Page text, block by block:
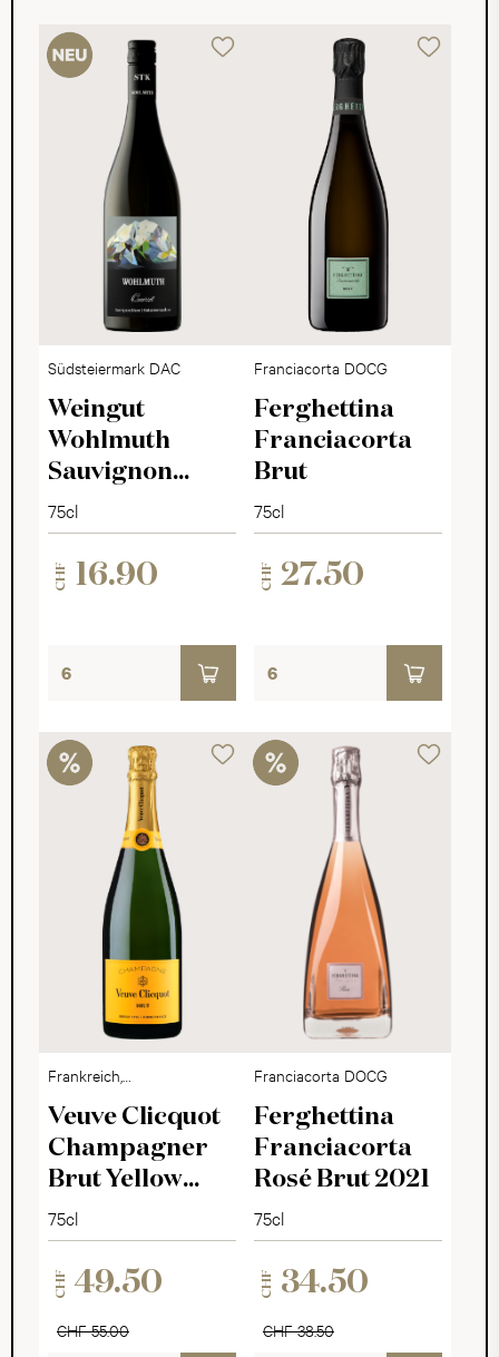
Südsteiermark DAC
Weingut
Wohlmuth
Sauvignon
Blanc Quarzit
2025
75cl
CHF 16.90
Franciacorta DOCG
Ferghettina
Franciacorta
Brut
75cl
CHF 27.50
Frankreich,
Champagne
Veuve Clicquot
Champagner
Brut Yellow
Label
75cl
CHF 49.50
CHF 55.00
Franciacorta DOCG
Ferghettina
Franciacorta
Rosé Brut 2021
75cl
CHF 34.50
CHF 38.50